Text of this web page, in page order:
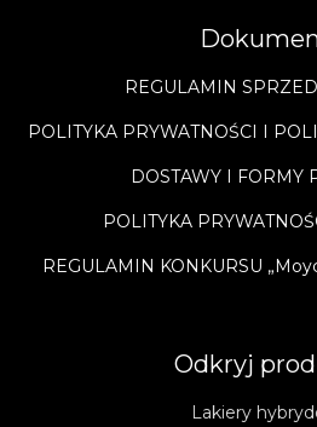
REGULAMIN
POLITYKA PRYWATNOŚCI I
DOSTAWY I FORMY
POLITYKA
REGULAMIN KONKURSU
Odkryj
Lakiery